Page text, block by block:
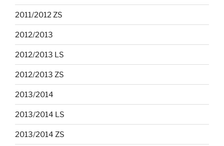
2011/2012 ZS
2012/2013
2012/2013 LS
2012/2013 ZS
2013/2014
2013/2014 LS
2013/2014 ZS